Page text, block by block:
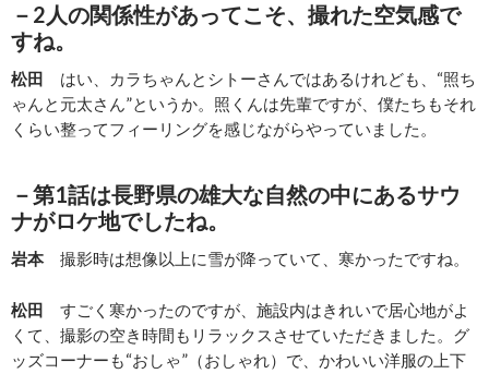
－2人の関係性があってこそ、撮れた空気感で
すね。
松田 はい、カラちゃんとシトーさんではあるけれども、“照ち
ゃんと元太さん”というか。照くんは先輩ですが、僕たちもそれ
くらい整ってフィーリングを感じながらやっていました。
－第1話は長野県の雄大な自然の中にあるサウ
ナがロケ地でしたね。
岩本撮影時は想像以上に雪が降っていて、寒かったですね。
松田 すごく寒かったのですが、施設内はきれいで居心地がよ
くて、撮影の空き時間もリラックスさせていただきました。グ
ッズコーナーも“おしゃ”（おしゃれ）で、かわいい洋服の上下